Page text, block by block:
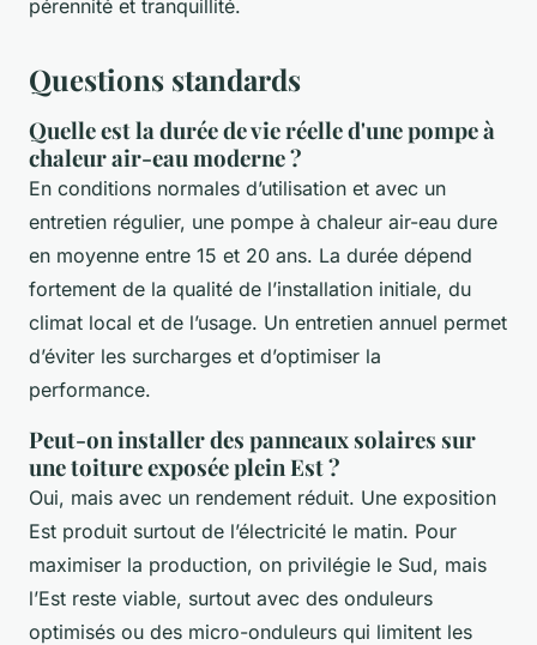
pérennité et tranquillité.
Questions standards
Quelle est la durée de vie réelle d'une pompe à
chaleur air-eau moderne ?
En conditions normales d’utilisation et avec un
entretien régulier, une pompe à chaleur air-eau dure
en moyenne entre 15 et 20 ans. La durée dépend
fortement de la qualité de l’installation initiale, du
climat local et de l’usage. Un entretien annuel permet
d’éviter les surcharges et d’optimiser la
performance.
Peut-on installer des panneaux solaires sur
une toiture exposée plein Est ?
Oui, mais avec un rendement réduit. Une exposition
Est produit surtout de l’électricité le matin. Pour
maximiser la production, on privilégie le Sud, mais
l’Est reste viable, surtout avec des onduleurs
optimisés ou des micro-onduleurs qui limitent les